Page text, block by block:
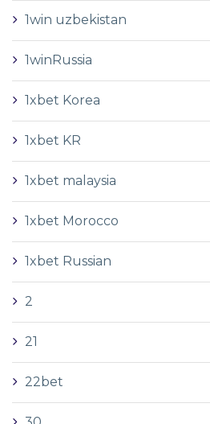
1win uzbekistan
1winRussia
1xbet Korea
1xbet KR
1xbet malaysia
1xbet Morocco
1xbet Russian
2
21
22bet